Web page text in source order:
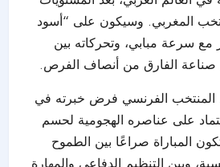
المغربي. وسيكون على “أسود
مع سرعة مبابي، وتحركاته بين
الفارق من أنصاف الفرص.
المنتخب الفرنسي فرض خبرته في
على عناصره الهجومية لحسم
المباراة صراعًا بين الطموح